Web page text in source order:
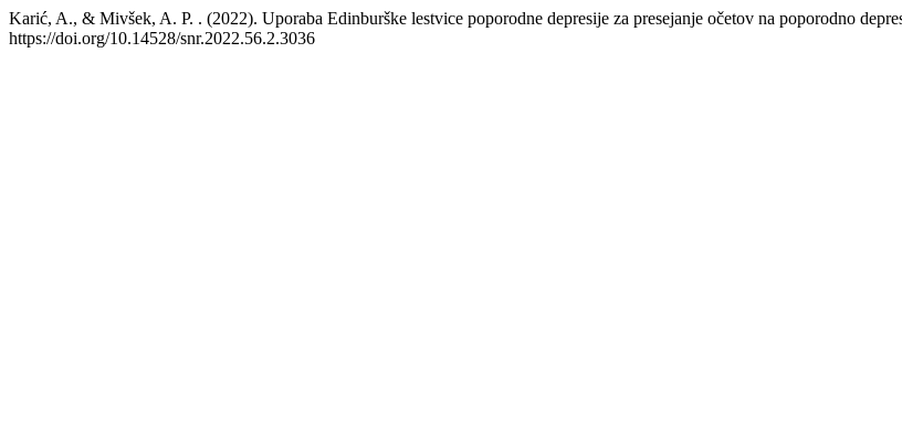
Karić, A., & Mivšek, A. P. . (2022). Uporaba Edinburške lestvice poporodne depresije za presejanje očetov na poporodno
https://doi.org/10.14528/snr.2022.56.2.3036